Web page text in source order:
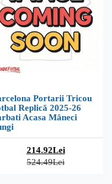
Portarii Tricou
Replică 2025-26
Acasa Mâneci
214.92Lei
524.49Lei